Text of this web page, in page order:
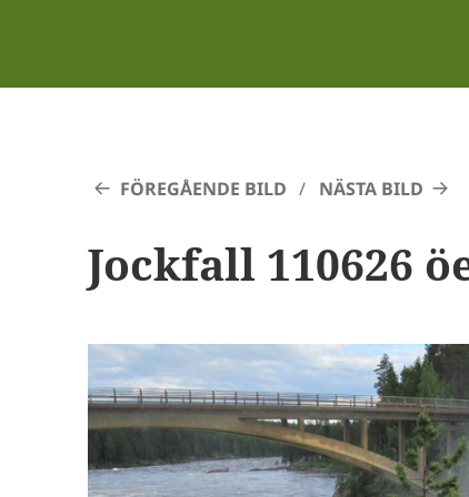
FÖREGÅENDE BILD NÄSTA BILD
Jockfall 110626